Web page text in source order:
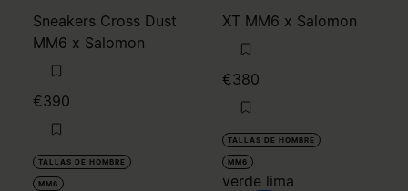
Sneakers Cross Dust
MM6 x Salomon
€390
TALLAS DE HOMBRE
MM6
XT MM6 x Salomon
€380
TALLAS DE HOMBRE
MM6
verde lima